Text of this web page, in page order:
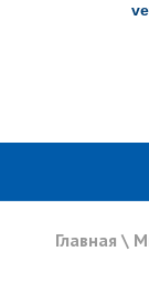
Главная \